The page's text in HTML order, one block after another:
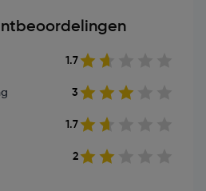
1.7
3
1.7
2